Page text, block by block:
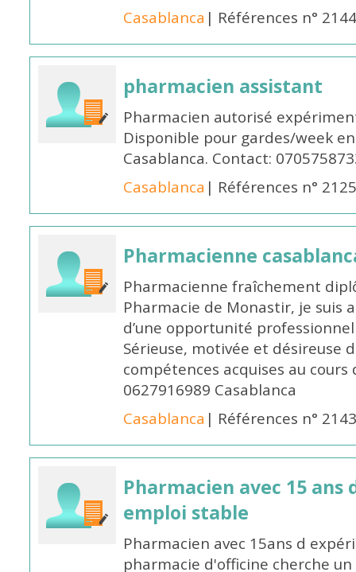
Casablanca | Références n°
pharmacien assistant
Pharmacien autorisé
Disponible pour gardes/week
Casablanca. Contact:
Casablanca | Références n°
Pharmacienne
Pharmacienne fraîchement
Pharmacie de Monastir, je suis
d’une opportunité
Sérieuse, motivée et désireuse
compétences acquises au
0627916989 Casablanca
Casablanca | Références n°
Pharmacien avec 15
emploi stable
Pharmacien avec 15ans d
pharmacie d'officine cherche